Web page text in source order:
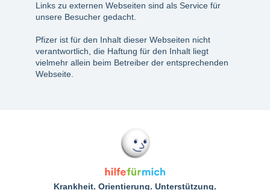
Links zu externen Webseiten sind als Service für
unsere Besucher gedacht.
Pfizer ist für den Inhalt dieser Webseiten nicht
verantwortlich, die Haftung für den Inhalt liegt
vielmehr allein beim Betreiber der entsprechenden
Webseite.
Krankheit. Orientierung. Unterstützung.